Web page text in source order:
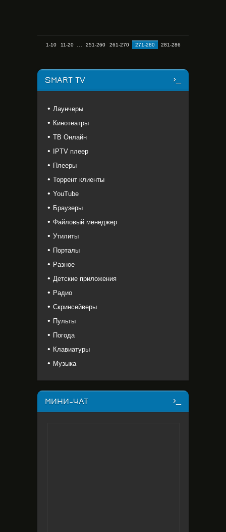
1-10 11-20 ... 251-260 261-270 271-280 281-286
SMART TV
Лаунчеры
Кинотеатры
ТВ Онлайн
IPTV плеер
Плееры
Торрент клиенты
YouTube
Браузеры
Файловый менеджер
Утилиты
Порталы
Разное
Детские приложения
Радио
Скринсейверы
Пульты
Погода
Клавиатуры
Музыка
МИНИ-ЧАТ